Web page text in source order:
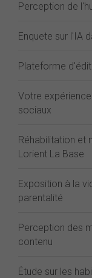
Perception de
Enquete sur l'IA
Plateforme
Votre
sociaux
Réhabilitation et
Lorient La Base
Exposition à la
parentalité
Perception des
contenu
Étude sur les